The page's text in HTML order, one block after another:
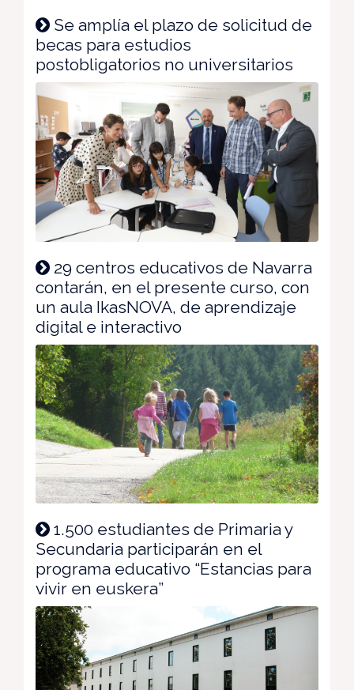
Se amplía el plazo de solicitud de
becas para estudios
postobligatorios no universitarios
29 centros educativos de Navarra
contarán, en el presente curso, con
un aula IkasNOVA, de aprendizaje
digital e interactivo
1.500 estudiantes de Primaria y
Secundaria participarán en el
programa educativo “Estancias para
vivir en euskera”